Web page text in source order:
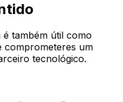
também útil como
comprometeres um
tecnológico.